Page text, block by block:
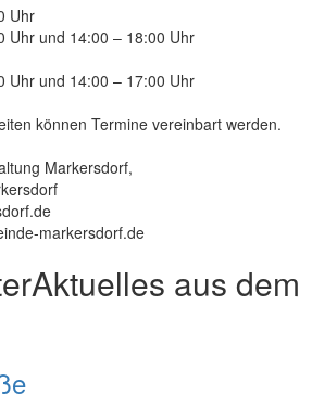
Uhr
Uhr und 14:00 – 18:00 Uhr
Uhr und 14:00 – 17:00 Uhr
können Termine vereinbart werden.
Markersdorf,
markersdorf.de
Aktuelles aus dem